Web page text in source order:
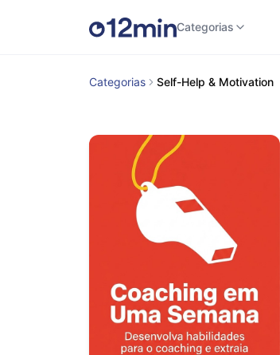
Categorias
Categorias Self-Help & Motivation